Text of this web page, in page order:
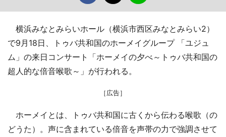
横浜みなとみらいホール（横浜市西区みなとみらい2）
で9月18日、トゥバ共和国のホーメイグループ 「ユジュ
ム」の来日コンサート「ホーメイの夕べ～トゥバ共和国の
超人的な倍音喉歌～」が行われる。
［広告］
ホーメイとは、トゥバ共和国に古くから伝わる喉歌（の
どうた）。声に含まれている倍音を声帯の力で強調させて